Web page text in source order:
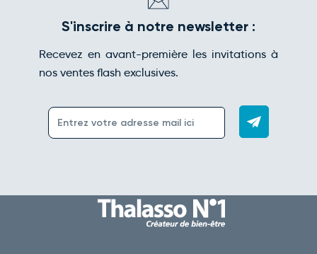
S'inscrire à notre newsletter :
Recevez en avant-première les invitations à
nos ventes flash exclusives.